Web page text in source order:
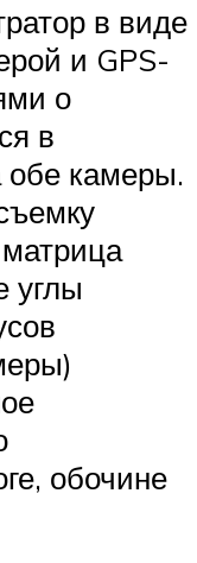
в виде
и GPS-
о
в
обе камеры.
углы
обочине